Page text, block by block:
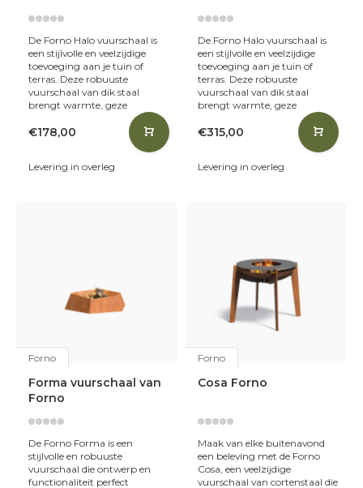
De Forno Halo vuurschaal is
een stijlvolle en veelzijdige
toevoeging aan je tuin of
terras. Deze robuuste
vuurschaal van dik staal
brengt warmte, geze
€178,00
Levering in overleg
De Forno Halo vuurschaal is
een stijlvolle en veelzijdige
toevoeging aan je tuin of
terras. Deze robuuste
vuurschaal van dik staal
brengt warmte, geze
€315,00
Levering in overleg
Forno
Forma vuurschaal van
Forno
De Forno Forma is een
stijlvolle en robuuste
vuurschaal die ontwerp en
functionaliteit perfect
Forno
Cosa Forno
Maak van elke buitenavond
een beleving met de Forno
Cosa, een veelzijdige
vuurschaal van cortenstaal die